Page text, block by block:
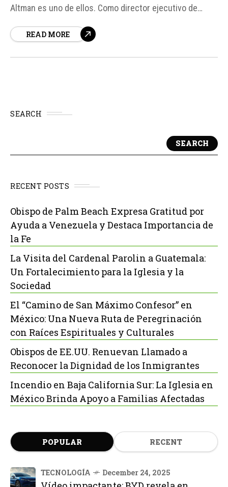
Altman es uno de ellos. Como director ejecutivo de
mayor adopción de la historia: ChatGPT. Pero, ¿quién es
READ MORE
SEARCH
SEARCH
RECENT POSTS
Obispo de Palm Beach Expresa Gratitud por
Ayuda a Venezuela y Destaca Importancia de
la Fe
La Visita del Cardenal Parolin a Guatemala:
Un Fortalecimiento para la Iglesia y la
Sociedad
El “Camino de San Máximo Confesor” en
México: Una Nueva Ruta de Peregrinación
con Raíces Espirituales y Culturales
Obispos de EE.UU. Renuevan Llamado a
Reconocer la Dignidad de los Inmigrantes
Incendio en Baja California Sur: La Iglesia en
México Brinda Apoyo a Familias Afectadas
POPULAR RECENT
TECNOLOGÍA December 24, 2025